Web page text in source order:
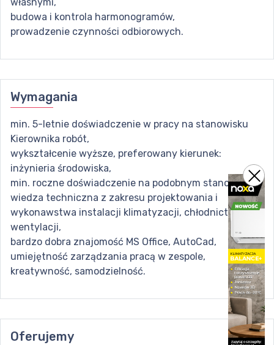
własnymi,
budowa i kontrola harmonogramów,
prowadzenie czynności odbiorowych.
Wymagania
min. 5-letnie doświadczenie w pracy na stanowisku
Kierownika robót,
wykształcenie wyższe, preferowany kierunek:
inżynieria środowiska,
min. roczne doświadczenie na podobnym stanowisku,
wiedza techniczna z zakresu projektowania i
wykonawstwa instalacji klimatyzacji, chłodnictwa i
wentylacji,
bardzo dobra znajomość MS Office, AutoCad,
umiejętność zarządzania pracą w zespole,
kreatywność, samodzielność.
Oferujemy